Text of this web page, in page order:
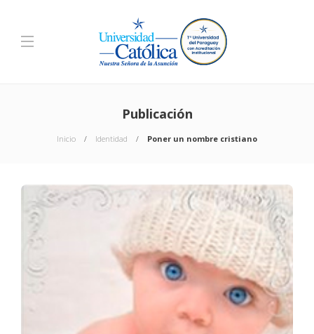
Publicación
Inicio Identidad Poner un nombre cristiano